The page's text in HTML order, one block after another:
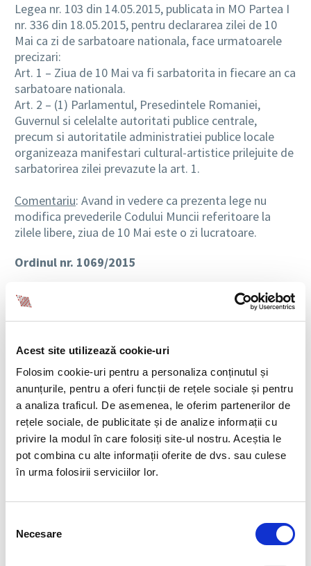
Acest site utilizează cookie-uri
Folosim cookie-uri pentru a personaliza conținutul și
anunțurile, pentru a oferi funcții de rețele sociale și pentru
a analiza traficul. De asemenea, le oferim partenerilor de
rețele sociale, de publicitate și de analize informații cu
privire la modul în care folosiți site-ul nostru. Aceștia le
pot combina cu alte informații oferite de dvs. sau culese
în urma folosirii serviciilor lor.
consimțământului
Necesare
Legea nr. 103 din 14.05.2015, publicata in MO Partea I
nr. 336 din 18.05.2015, pentru declararea zilei de 10
Mai ca zi de sarbatoare nationala, face urmatoarele
precizari:
Art. 1 – Ziua de 10 Mai va fi sarbatorita in fiecare an ca
sarbatoare nationala.
Art. 2 – (1) Parlamentul, Presedintele Romaniei,
Guvernul si celelalte autoritati publice centrale,
precum si autoritatile administratiei publice locale
organizeaza manifestari cultural-artistice prilejuite de
sarbatorirea zilei prevazute la art. 1.
Comentariu: Avand in vedere ca prezenta lege nu
modifica prevederile Codului Muncii referitoare la
zilele libere, ziua de 10 Mai este o zi lucratoare.
Ordinul nr. 1069/2015
Ordinul nr. 1069 din 22.05.2015, publicat in MO Partea I
nr. 374 din 28.05.2015, pentru stabilirea valorii
nominale indexate a unui tichet de masa pentru
Comentariu: Pentru semestrul I al anului 2015,
incepand cu luna mai, valoarea nominala a unui tichet
de masa este de 9.41 lei.
Ordinul nr. 1070/2015
Ordinul nr. 1070 din 22.05.2015, publicat in MO Partea I
nr. 373 din 28.05.2015, privind stabilirea valorii sumei
lunare indexate care se acorda sub forma de tichete